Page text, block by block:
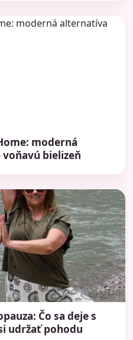
moderná
bielizeň
Čo sa deje s
udržať pohodu